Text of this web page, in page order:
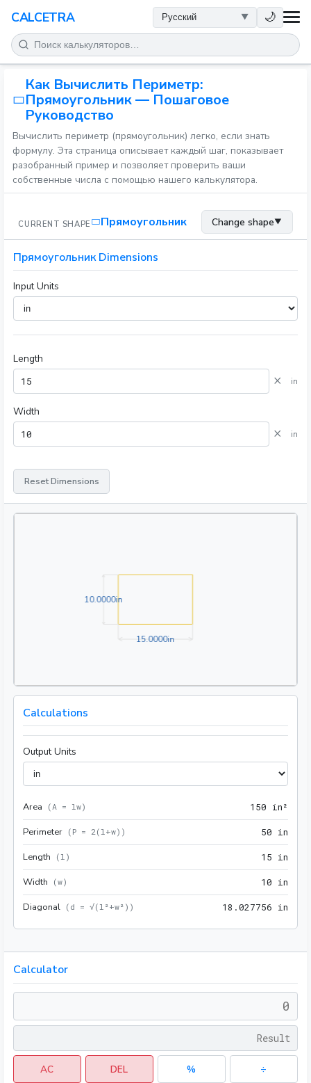
CALCETRA 🌙
МАТЕМАТИКА
ПРЕОБРАЗОВАНИЯ
НАУКА
ПОВСЕДНЕВНОЕ
Как Вычислить Периметр:
Прямоугольник — Пошаговое
Руководство
Вычислить периметр (прямоугольник) легко, если знать
формулу. Эта страница описывает каждый шаг, показывает
разобранный пример и позволяет проверить ваши
собственные числа с помощью нашего калькулятора.
CURRENT SHAPE Прямоугольник Change shape▼
Прямоугольник Dimensions
Input Units
Length
× in
Width
× in
Reset Dimensions
15.0000in15.0000in
10.0000in10.0000in
Calculations
Output Units
Area ( A = lw) 1 50 in²
Perimeter ( P = 2(l+w) ) 50 in
Length ( l ) 1 5 in
Width (w) 10 in
Diagonal ( d = √(l²+w²) ) 18 .027756 in
Calculator
AC DEL % ÷